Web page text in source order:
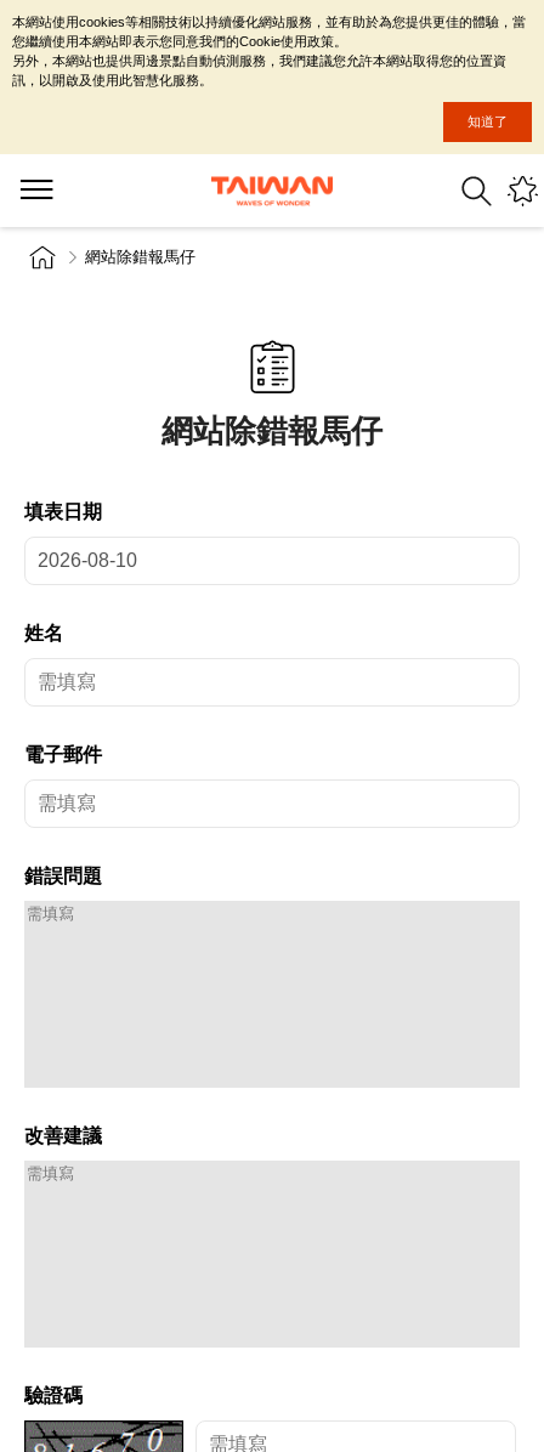
網站除錯報馬仔
網站除錯報馬仔
填表日期
姓名
電子郵件
錯誤問題
改善建議
驗證碼
本網站使用cookies等相關技術以持續優化網站服務，並有助於為您提供更佳的體驗，當
您繼續使用本網站即表示您同意我們的Cookie使用政策。
另外，本網站也提供周邊景點自動偵測服務，我們建議您允許本網站取得您的位置資
訊，以開啟及使用此智慧化服務。
知道了